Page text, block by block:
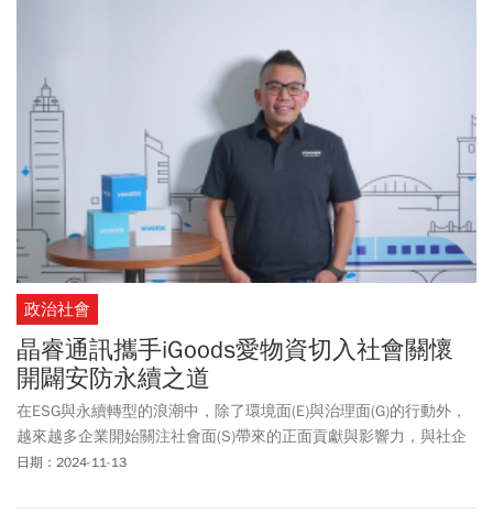
政治社會
晶睿通訊攜手iGoods愛物資切入社會關懷
開闢安防永續之道
在ESG與永續轉型的浪潮中，除了環境面(E)與治理面(G)的行動外，
越來越多企業開始關注社會面(S)帶來的正面貢獻與影響力，與社企
iGoods愛物資攜手的晶睿通訊，不僅翻轉安防的刻板印象，更發揮
日期：2024-11-13